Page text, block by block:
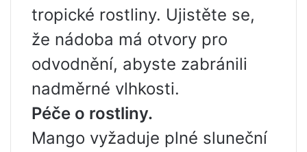
tropické rostliny. Ujistěte se,
že nádoba má otvory pro
odvodnění, abyste zabránili
nadměrné vlhkosti.
Péče o rostliny.
Mango vyžaduje plné sluneční